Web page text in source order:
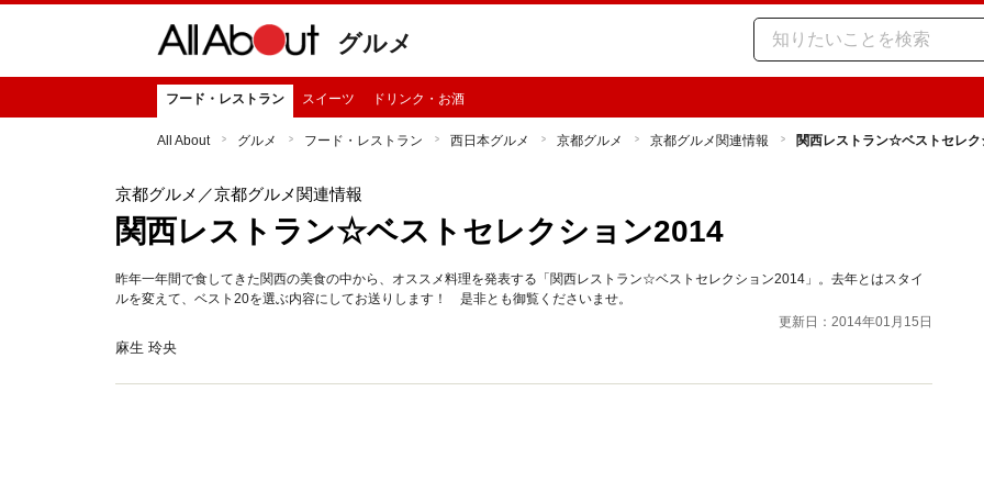
グルメ
フード・レストラン スイーツ ドリンク・お酒
All About グルメ フード・レストラン 西日本グルメ 京都グルメ 京都グルメ関連情報 関西レストラン☆ベストセレ
京都グルメ ／京都グルメ関連情報
関西レストラン☆ベストセレクション2014
昨年一年間で食してきた関西の美食の中から、オススメ料理を発表する「関西レストラン☆ベストセレクション2014」。去年とはスタイ
ルを変えて、ベスト20を選ぶ内容にしてお送りします！ 是非とも御覧くださいませ。
更新日：2014年01月15日
麻生 玲央